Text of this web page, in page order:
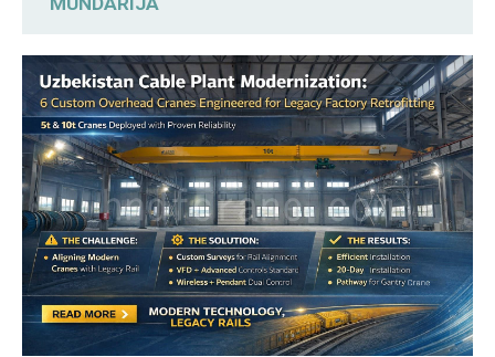
Shaxsiylashtirilgan sayt tadqiqoti: Xom
ma'lumotlarni operatsion reallik bilan
uyg'unlashtirish
Texnik sozlash: Talab bo'yicha
kengaytirilgan disk yangilanishlari
84 kunlik to'liq sikl samaradorligi:
O'zbekistonga 6 ta ko'taruvchi kran
yetkazib berish